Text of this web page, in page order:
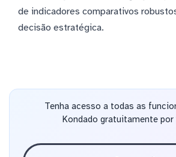
de indicadores comparativos
decisão estratégica.
Tenha acesso a todas as
Kondado gratuitamente por